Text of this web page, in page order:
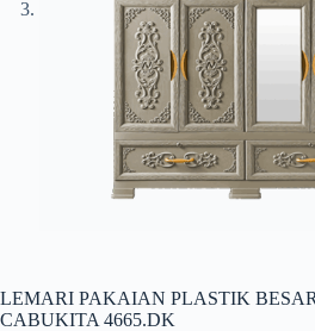
LEMARI PAKAIAN PLASTIK
CABUKITA 4665.DK